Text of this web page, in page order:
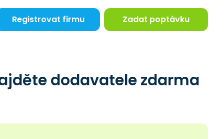
Registrovat firmu Zadat poptávku
dodavatele zdarma